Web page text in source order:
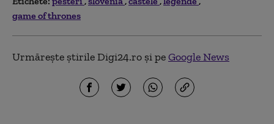
game of thrones
Urmărește știrile Digi24.ro și peGoogle News